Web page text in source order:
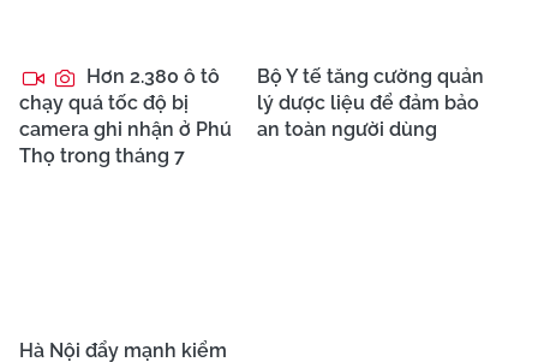
Hơn 2.380 ô tô
chạy quá tốc độ bị
camera ghi nhận ở Phú
Thọ trong tháng 7
Bộ Y tế tăng cường quản
lý dược liệu để đảm bảo
an toàn người dùng
Hà Nội đẩy mạnh kiểm